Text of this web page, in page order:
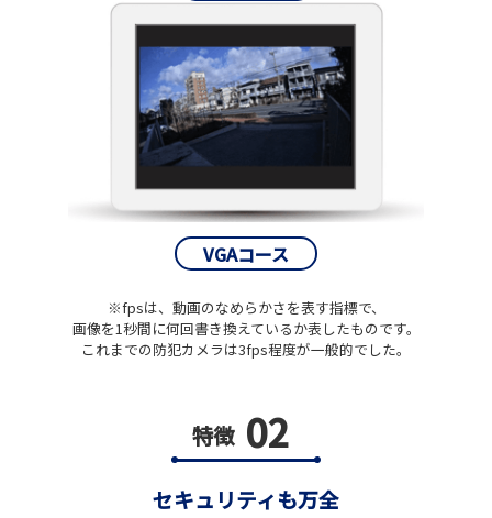
VGAコース
※fpsは、動画のなめらかさを表す指標で、
画像を1秒間に何回書き換えているか表したものです。
これまでの防犯カメラは3fps程度が一般的でした。
特徴 02
セキュリティも万全